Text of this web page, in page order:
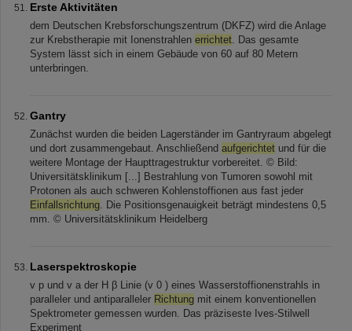
Erste Aktivitäten
dem Deutschen Krebsforschungszentrum (DKFZ) wird die Anlage
zur Krebstherapie mit Ionenstrahlen errichtet. Das gesamte
System lässt sich in einem Gebäude von 60 auf 80 Metern
unterbringen.
Gantry
Zunächst wurden die beiden Lagerständer im Gantryraum abgelegt
und dort zusammengebaut. Anschließend aufgerichtet und für die
weitere Montage der Haupttragestruktur vorbereitet. © Bild:
Universitätsklinikum [...] Bestrahlung von Tumoren sowohl mit
Protonen als auch schweren Kohlenstoffionen aus fast jeder
Einfallsrichtung. Die Positionsgenauigkeit beträgt mindestens 0,5
mm. © Universitätsklinikum Heidelberg
Laserspektroskopie
v p und v a der H β Linie (v 0 ) eines Wasserstoffionenstrahls in
paralleler und antiparalleler Richtung mit einem konventionellen
Spektrometer gemessen wurden. Das präziseste Ives-Stilwell
Experiment